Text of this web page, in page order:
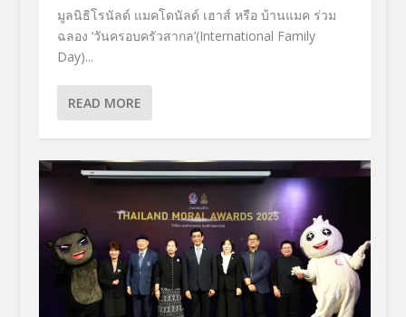
มูลนิธิโรนัลด์ แมคโดนัลด์ เฮาส์ หรือ บ้านแมค ร่วม
ฉลอง ‘วันครอบครัวสากล’(International Family
Day)...
READ MORE